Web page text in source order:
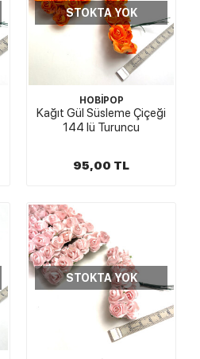
STOKTA YOK
HOBİPOP
Kağıt Gül Süsleme Çiçeği
144 lü Turuncu
95,00 TL
STOKTA YOK